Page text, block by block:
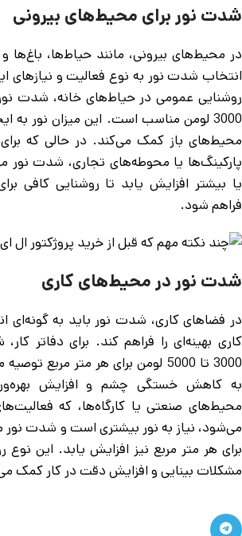
شدت نور برای محیط‌های بیرونی
در محیط‌های بیرونی، مانند حیاط‌ها، باغ‌ها
انتخاب شدت نور به نوع فعالیت و نیازهای
3000 لومن مناسب است. این میزان نور به
محیط‌های باز کمک می‌کند. در حالی که برای
یا بیشتر افزایش یابد تا روشنایی کافی
فراهم شود.
شدت نور در محیط‌های کاری
در فضاهای کاری، شدت نور باید به گونه‌ای
کاری بهینه‌ای را فراهم کند. برای دفاتر
3000 تا 5000 لومن برای هر متر مربع
به کاهش خستگی چشم و افزایش
محیط‌های صنعتی یا کارگاه‌ها، که
برای هر متر مربع نیز افزایش یابد. این نوع
مشکلات بینایی و افزایش دقت در کار کمک